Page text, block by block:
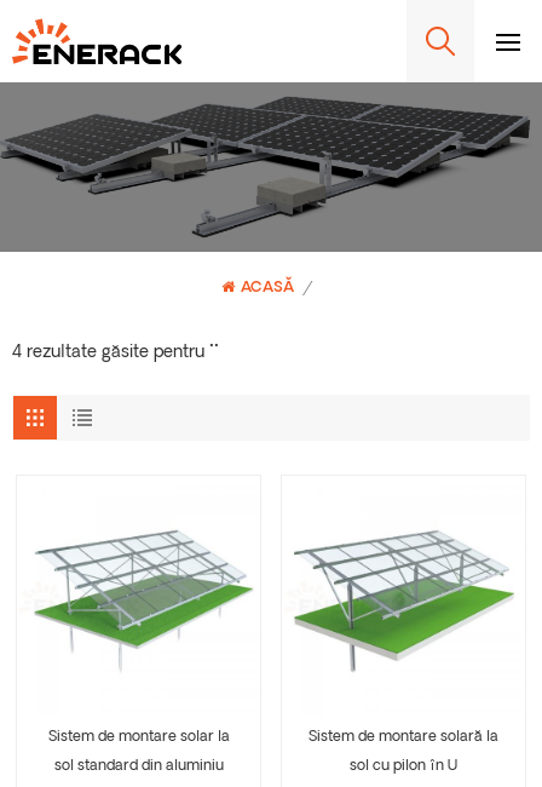
ACASĂ /
4 rezultate găsite pentru ""
Sistem de montare solar la
sol standard din aluminiu
Sistem de montare solară la
sol cu ​​pilon în U